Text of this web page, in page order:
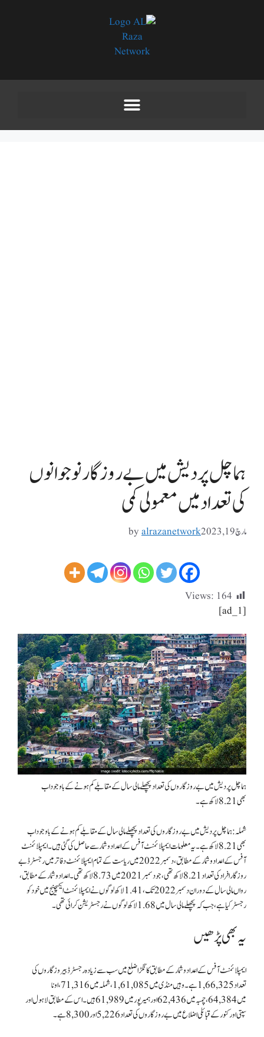
ہماچل پردیش میں بے روزگار نوجوانوں
کی تعداد میں معمولی کمی
مارچ 19, 2023 byalrazanetwork
Views: 164
[ad_1]
ہماچل پردیش میں بے روزگاروں کی تعداد پچھلے مالی سال کے مقابلے کم ہونے کے باوجود اب
بھی 8.21 لاکھ ہے۔
شملہ:ہماچل پردیش میں بے روزگاروں کی تعداد پچھلے مالی سال کے مقابلے کم ہونے کے باوجود اب
بھی 8.21 لاکھ ہے۔ یہ معلومات ایمپلائمنٹ آفس کے اعدادوشمار سے حاصل کی گئی ہیں۔ ایمپلائمنٹ
آفس کے اعداد و شمار کے مطابق، دسمبر 2022 میں ریاست کے تمام ایمپلائمنٹ دفاتر میں رجسٹرڈ بے
روزگار افراد کی تعداد 8.21 لاکھ تھی، جو دسمبر 2021 میں 8.73 لاکھ تھی۔ اعداد و شمار کے مطابق،
رواں مالی سال کے دوران دسمبر 2022 تک، 1.41 لاکھ لوگوں نے ایمپلائمنٹ ایکسچینج میں خود کو
رجسٹر کیا ہے، جب کہ پچھلے مالی سال میں 1.68 لاکھ لوگوں نے رجسٹریشن کرائی تھی۔
یہ بھی پڑھیں
ایمپلائمنٹ آفس کے اعداد و شمار کے مطابق کانگڑا ضلع میں سب سے زیادہ رجسٹرڈ بیروزگاروں کی
تعداد 1,66,325 ہے۔ وہیں منڈی میں 1,61,085، شملہ میں 71,316، اونا
میں 64,384، چمبہ میں 62,436 اور ہمیر پور میں 61,989 ہیں۔ اس کے مطابق لاہول اور
سپتی اور کنور کے قبائلی اضلاع میں بے روزگاروں کی تعداد 5,226 اور 8,300 ہے۔